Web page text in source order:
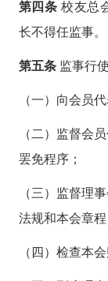
第四条 校友总
长不得任监事。
第五条 监事行
（一）向会员
（二）监督会
罢免程序；
（三）监督理
法规和本会章
（四）检查本